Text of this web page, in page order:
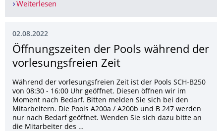
Weiterlesen
02.08.2022
Öffnungszeiten der Pools während der
vorlesungsfreien Zeit
Während der vorlesungsfreien Zeit ist der Pools SCH-B250
von 08:30 - 16:00 Uhr geöffnet. Diesen öffnen wir im
Moment nach Bedarf. Bitten melden Sie sich bei den
Mitarbeitern. Die Pools A200a / A200b und B 247 werden
nur nach Bedarf geöffnet. Wenden Sie sich dazu bitte an
die Mitarbeiter des …